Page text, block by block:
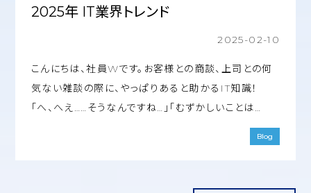
2025年 IT業界トレンド
2025-02-10
こんにちは、社員Wです。お客様との商談、上司との何
気ない雑談の際に、やっぱりあると助かるIT知識！
「へ、へえ……そうなんですね…」「むずかしいことは…
Blog